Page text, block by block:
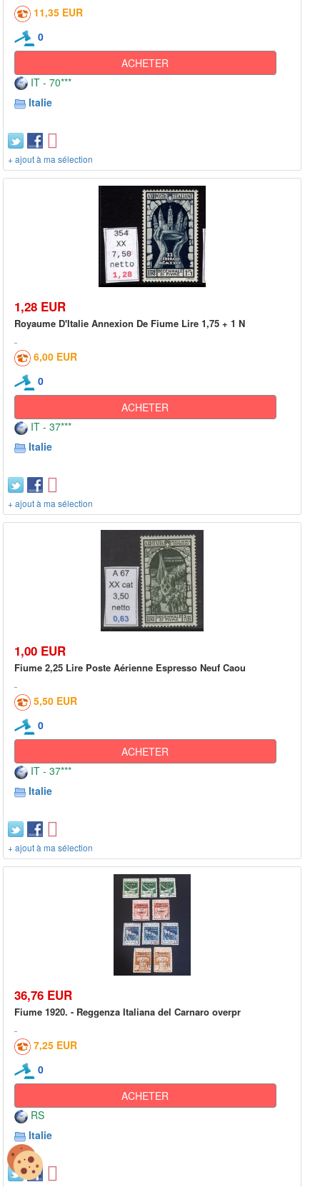
11,35 EUR
0
ACHETER
IT - 70***
Italie
+ ajout à ma sélection
1,28 EUR
Royaume D'Italie Annexion De Fiume Lire 1,75 + 1 N
6,00 EUR
0
ACHETER
IT - 37***
Italie
+ ajout à ma sélection
1,00 EUR
Fiume 2,25 Lire Poste Aérienne Espresso Neuf Caou
5,50 EUR
0
ACHETER
IT - 37***
Italie
+ ajout à ma sélection
36,76 EUR
Fiume 1920. - Reggenza Italiana del Carnaro overpr
7,25 EUR
0
ACHETER
RS
Italie